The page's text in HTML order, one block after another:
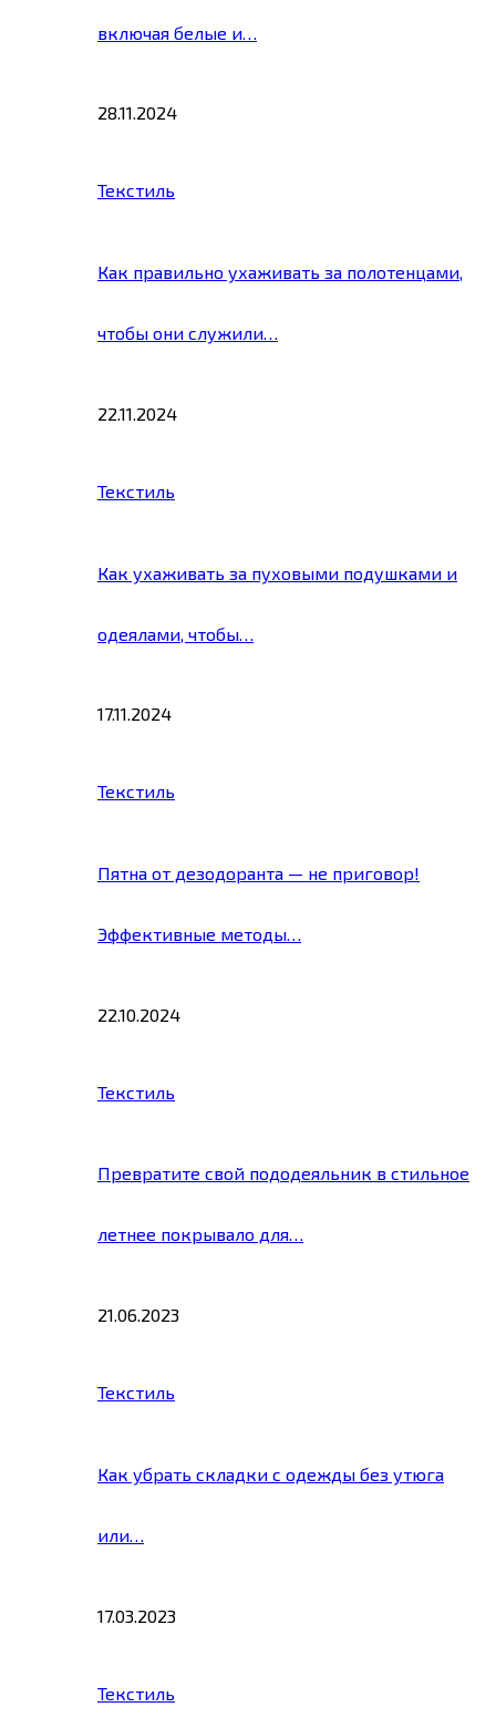
включая белые и…
28.11.2024
Текстиль
Как правильно ухаживать за полотенцами,
чтобы они служили…
22.11.2024
Текстиль
Как ухаживать за пуховыми подушками и
одеялами, чтобы…
17.11.2024
Текстиль
Пятна от дезодоранта — не приговор!
Эффективные методы…
22.10.2024
Текстиль
Превратите свой пододеяльник в стильное
летнее покрывало для…
21.06.2023
Текстиль
Как убрать складки с одежды без утюга
или…
17.03.2023
Текстиль